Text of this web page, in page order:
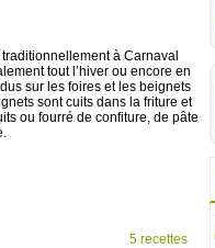
à Carnaval
tout l’hiver ou encore en
sur les foires et les beignets
sont cuits dans la friture et
ou fourré de confiture, de pâte
5 recettes